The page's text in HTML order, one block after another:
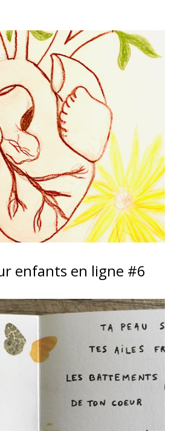
enfants en ligne #6